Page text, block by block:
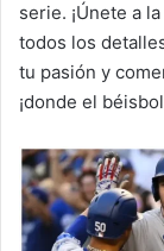
serie. ¡Únete a
todos los
tu pasión y
¡donde el